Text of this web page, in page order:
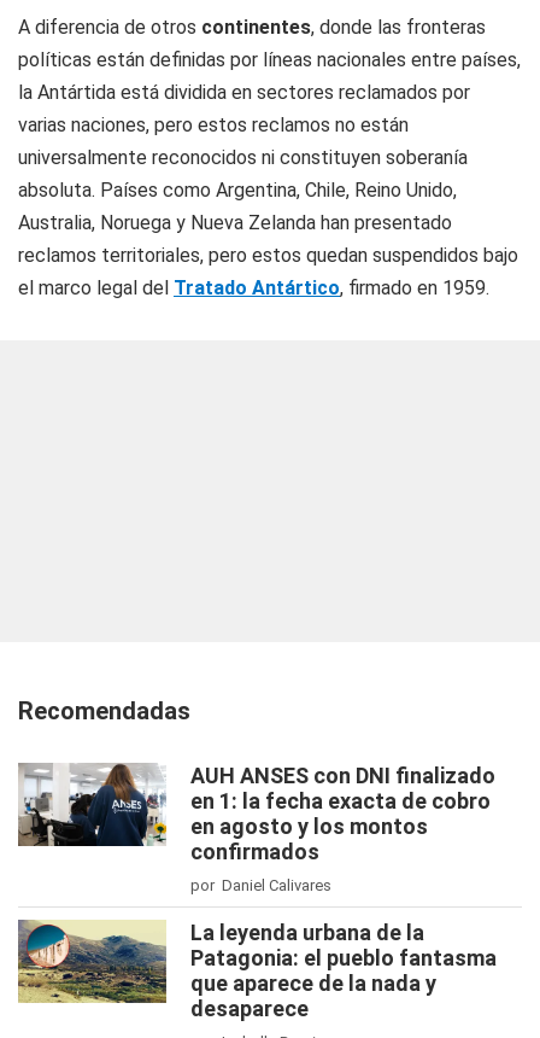
A diferencia de otros continentes, donde las fronteras
políticas están definidas por líneas nacionales entre países,
la Antártida está dividida en sectores reclamados por
varias naciones, pero estos reclamos no están
universalmente reconocidos ni constituyen soberanía
absoluta. Países como Argentina, Chile, Reino Unido,
Australia, Noruega y Nueva Zelanda han presentado
reclamos territoriales, pero estos quedan suspendidos bajo
el marco legal del Tratado Antártico, firmado en 1959.
Recomendadas
AUH ANSES con DNI finalizado
en 1: la fecha exacta de cobro
en agosto y los montos
confirmados
por Daniel Calivares
La leyenda urbana de la
Patagonia: el pueblo fantasma
que aparece de la nada y
desaparece